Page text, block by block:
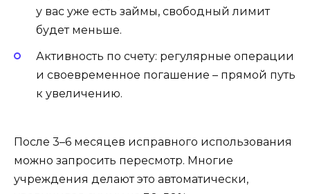
у вас уже есть займы, свободный лимит
будет меньше.
Активность по счету: регулярные операции
и своевременное погашение – прямой путь
к увеличению.
После 3–6 месяцев исправного использования
можно запросить пересмотр. Многие
учреждения делают это автоматически,